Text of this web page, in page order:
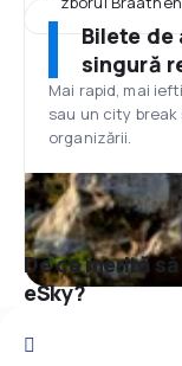
Bilete de
singură
Mai rapid, mai
sau un city
organizării.
De ce merită
eSky?